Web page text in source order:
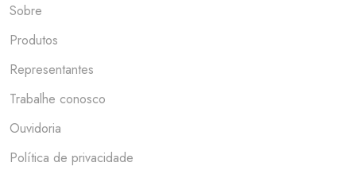
Sobre
Produtos
Representantes
Trabalhe conosco
Ouvidoria
Política de privacidade